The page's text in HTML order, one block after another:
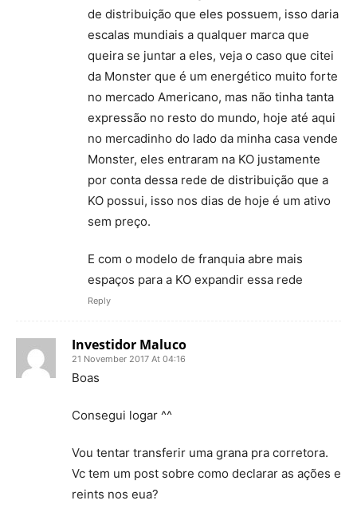
de distribuição que eles possuem, isso daria
escalas mundiais a qualquer marca que
queira se juntar a eles, veja o caso que citei
da Monster que é um energético muito forte
no mercado Americano, mas não tinha tanta
expressão no resto do mundo, hoje até aqui
no mercadinho do lado da minha casa vende
Monster, eles entraram na KO justamente
por conta dessa rede de distribuição que a
KO possui, isso nos dias de hoje é um ativo
sem preço.
E com o modelo de franquia abre mais
espaços para a KO expandir essa rede
Reply
Investidor Maluco
21 November 2017 At 04:16
Boas
Consegui logar ^^
Vou tentar transferir uma grana pra corretora.
Vc tem um post sobre como declarar as ações e
reints nos eua?